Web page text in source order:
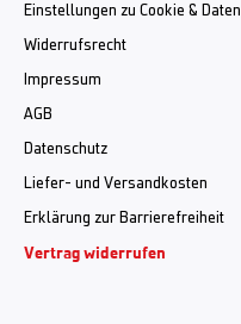
Einstellungen zu Cookie & Daten
Widerrufsrecht
Impressum
AGB
Datenschutz
Liefer- und Versandkosten
Erklärung zur Barrierefreiheit
Vertrag widerrufen